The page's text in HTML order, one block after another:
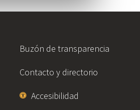
Buzón de transparencia
Contacto y directorio
Accesibilidad